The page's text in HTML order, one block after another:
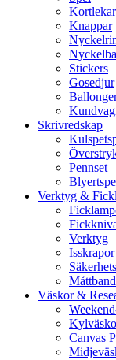
Kortlekar
Knappar
Stickers
Gosedjur
Skrivredskap
Pennset
Verktyg &
Verktyg
Isskrapor
Måttband
Väskor &
Canvas